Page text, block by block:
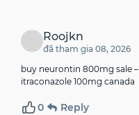
Roojkn
đã tham gia 08, 2026
buy neurontin 800mg sale –
itraconazole 100mg canada
0 Reply